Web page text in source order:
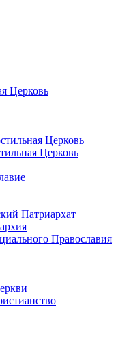
Церковь
Церковь
Церковь
Патриархат
Православия